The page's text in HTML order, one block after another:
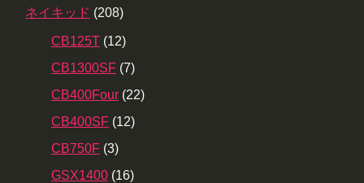
ネイキッド (208)
CB125T (12)
CB1300SF (7)
CB400Four (22)
CB400SF (12)
CB750F (3)
GSX1400 (16)